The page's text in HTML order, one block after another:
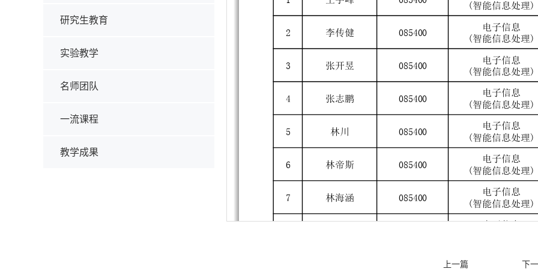
研究生教育
实验教学
名师团队
一流课程
教学成果
上一篇 下